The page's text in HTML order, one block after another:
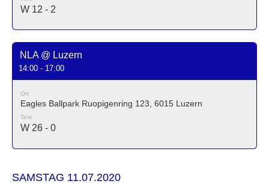
W 12 - 2
NLA @ Luzern
14:00 - 17:00
Ort
Eagles Ballpark Ruopigenring 123, 6015 Luzern
Text
W 26 - 0
SAMSTAG 11.07.2020